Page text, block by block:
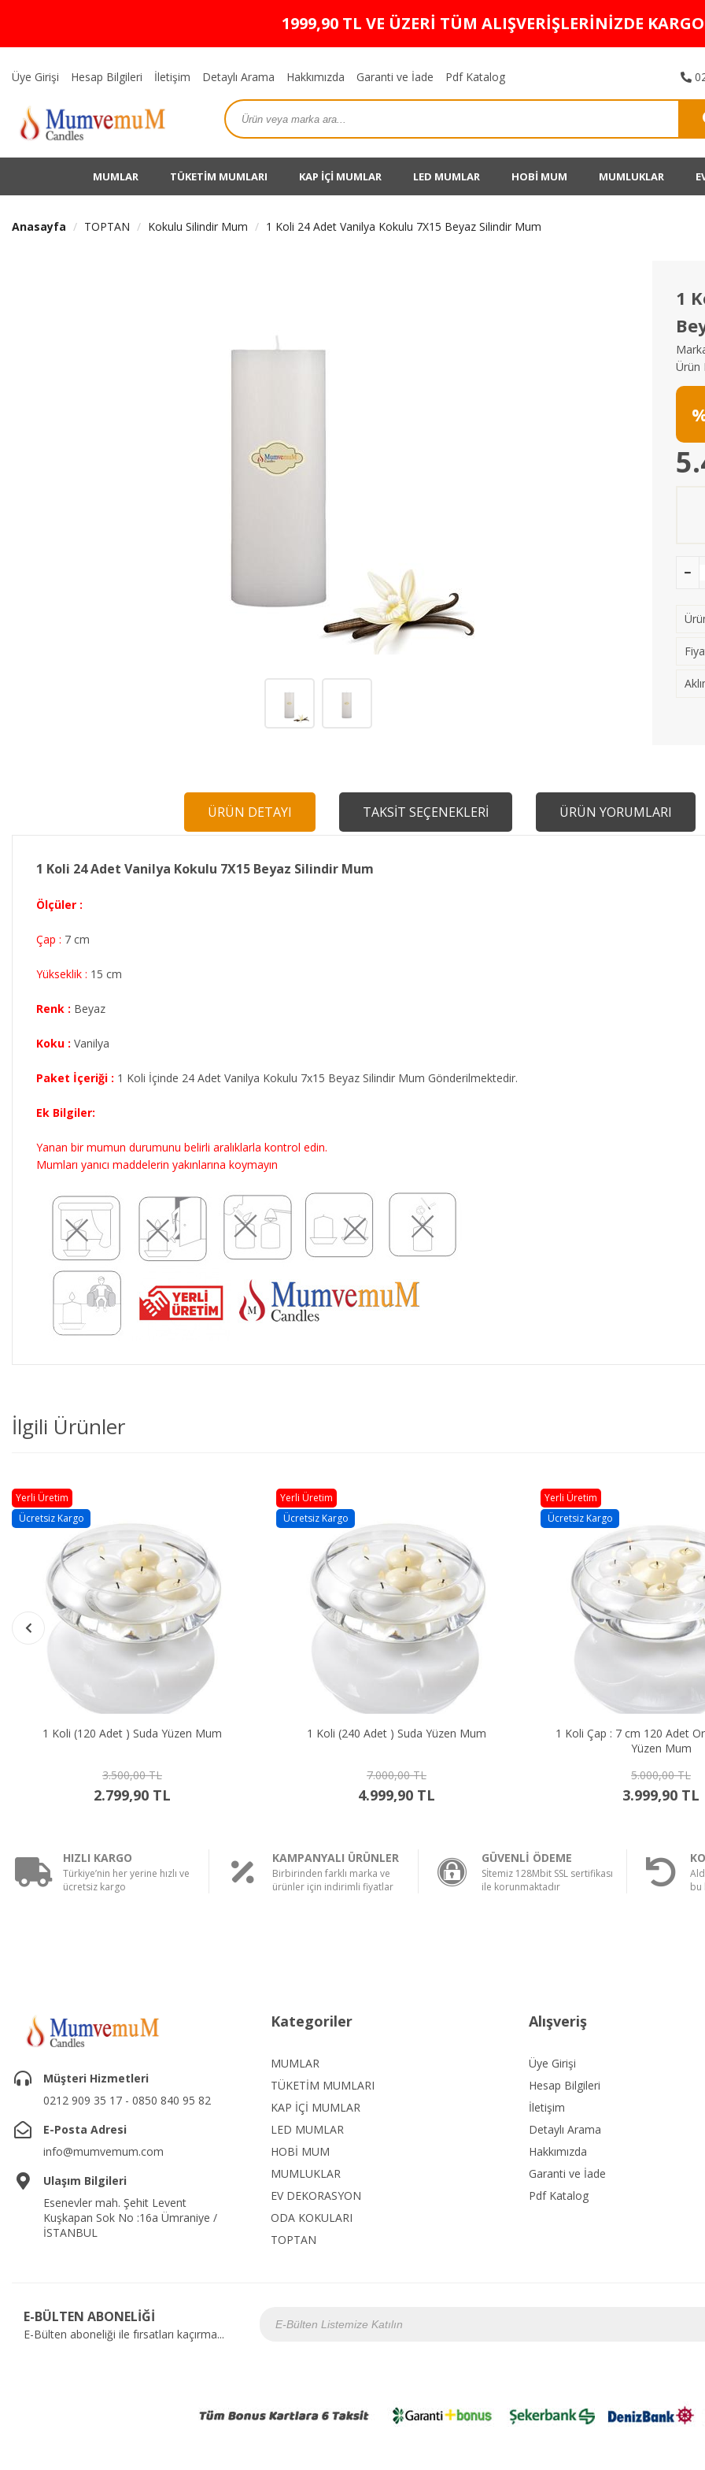
1999,90 TL VE ÜZERİ TÜM ALIŞVERİŞLERİNİZDE
Üye Girişi Hesap Bilgileri İletişim Detaylı Arama Hakkımızda Garanti ve İade Pdf Katalog
MUMLAR TÜKETİM MUMLARI KAP İÇİ MUMLAR LED MUMLAR HOBİ MUM MUMLUKLAR
Anasayfa TOPTAN Kokulu Silindir Mum 1 Koli 24 Adet Vanilya Kokulu 7X15 Beyaz Silindir Mum
1
Ürün
ÜRÜN DETAYI TAKSİT SEÇENEKLERİ ÜRÜN YORUMLARI
1 Koli 24 Adet Vanilya Kokulu 7X15 Beyaz Silindir Mum
Ölçüler :
Çap : 7 cm
Yükseklik : 15 cm
Renk : Beyaz
Koku : Vanilya
Paket İçeriği : 1 Koli İçinde 24 Adet Vanilya Kokulu 7x15 Beyaz Silindir Mum Gönderilmektedir.
Ek Bilgiler:
Yanan bir mumun durumunu belirli aralıklarla kontrol edin.
Mumları yanıcı maddelerin yakınlarına koymayın
İlgili Ürünler
1 Koli (120 Adet ) Suda Yüzen Mum
3.500,00 TL
2.799,90 TL
Yerli Üretim
Ücretsiz Kargo
1 Koli (240 Adet ) Suda Yüzen Mum
7.000,00 TL
4.999,90 TL
Yerli Üretim
Ücretsiz Kargo
1 Koli Çap : 7 cm 120 Adet Orta
Yüzen Mum
5.000,00 TL
3.999,90 TL
Yerli Üretim
Ücretsiz Kargo
HIZLI KARGO
Türkiye’nin her yerine hızlı ve
ücretsiz kargo
KAMPANYALI ÜRÜNLER
Birbirinden farklı marka ve
ürünler için indirimli fiyatlar
GÜVENLİ ÖDEME
Sİtemiz 128Mbit SSL sertifikası
ile korunmaktadır
bu
Müşteri Hizmetleri
0212 909 35 17 - 0850 840 95 82
E-Posta Adresi
info@mumvemum.com
Ulaşım Bilgileri
Esenevler mah. Şehit Levent
Kuşkapan Sok No :16a Ümraniye /
İSTANBUL
Kategoriler
MUMLAR
TÜKETİM MUMLARI
KAP İÇİ MUMLAR
LED MUMLAR
HOBİ MUM
MUMLUKLAR
EV DEKORASYON
ODA KOKULARI
TOPTAN
Alışveriş
Üye Girişi
Hesap Bilgileri
İletişim
Detaylı Arama
Hakkımızda
Garanti ve İade
Pdf Katalog
E-BÜLTEN ABONELİĞİ
E-Bülten aboneliği ile fırsatları kaçırma...